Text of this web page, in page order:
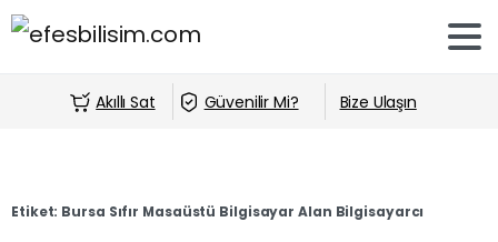
Akıllı Sat Güvenilir Mi? Bize Ulaşın
Etiket: Bursa Sıfır Masaüstü Bilgisayar Alan Bilgisayarcı